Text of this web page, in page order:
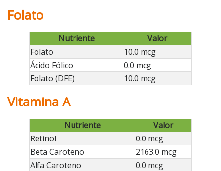
Folato
Nutriente
Valor
Folato
10.0 mcg
Ácido Fólico
0.0 mcg
Folato (DFE)
10.0 mcg
Vitamina A
Nutriente
Valor
Retinol
0.0 mcg
Beta Caroteno
2163.0 mcg
Alfa Caroteno
0.0 mcg